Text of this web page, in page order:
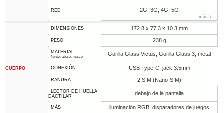
RED 2G, 3G, 4G, 5G
más ↓
CUERPO
DIMENSIONES 172.8 x 77.3 x 10.3 mm
PESO 238 g
MATERIAL
frente, abajo, marco Gorilla Glass Victus, Gorilla Glass 3, metal
CONEXIÓN USB Type-C, jack 3.5mm
RANURA 2 SIM (Nano-SIM)
LECTOR DE HUELLA
DACTILAR
debajo de la pantalla
MÁS iluminación RGB, disparadores de juegos